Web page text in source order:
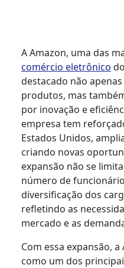
A Amazon, uma das
comércio eletrônico
destacado não
produtos, mas
por inovação e
empresa tem
Estados Unidos,
criando novas
expansão não se
número de
diversificação dos
refletindo as
mercado e as
Com essa expansão,
como um dos